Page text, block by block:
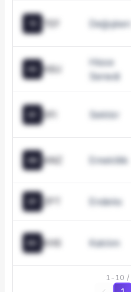
Değişken
HSU
Hisse
Senedi
DFI Sektör
ANZ Emeklilik
ZPT Endeks
KHS Katılım
1 - 10 /